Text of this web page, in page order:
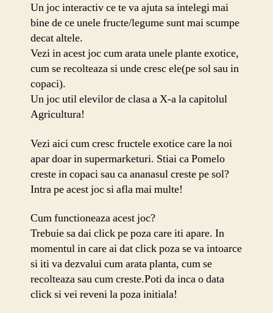
Un joc interactiv ce te va ajuta sa intelegi mai
bine de ce unele fructe/legume sunt mai scumpe
decat altele.
Vezi in acest joc cum arata unele plante exotice,
cum se recolteaza si unde cresc ele(pe sol sau in
copaci).
Un joc util elevilor de clasa a X-a la capitolul
Agricultura!
Vezi aici cum cresc fructele exotice care la noi
apar doar in supermarketuri. Stiai ca Pomelo
creste in copaci sau ca ananasul creste pe sol?
Intra pe acest joc si afla mai multe!
Cum functioneaza acest joc?
Trebuie sa dai click pe poza care iti apare. In
momentul in care ai dat click poza se va intoarce
si iti va dezvalui cum arata planta, cum se
recolteaza sau cum creste.Poti da inca o data
click si vei reveni la poza initiala!